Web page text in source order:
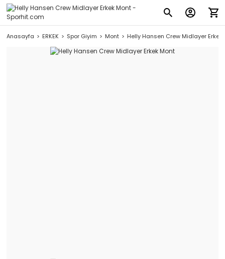
Anasayfa ERKEK Spor Giyim Mont Helly Hansen Crew Midlayer Erkek